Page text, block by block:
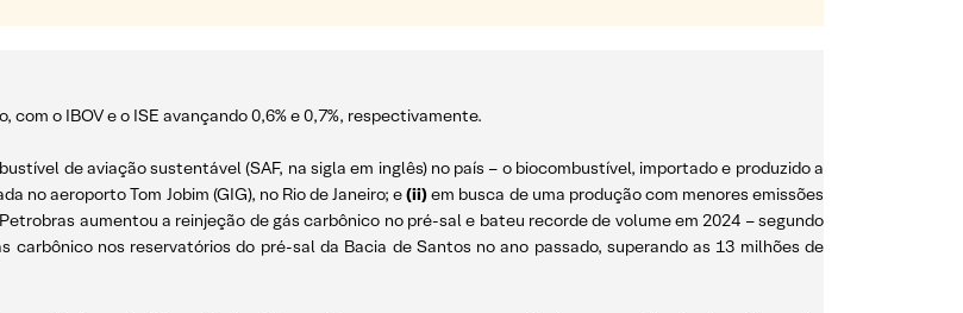
o IBOV e o ISE avançando 0,6% e 0,7%, respectivamente.
de aviação sustentável (SAF, na sigla em inglês) no país – o biocombustível, importado e produzido a
no aeroporto Tom Jobim (GIG), no Rio de Janeiro; e(ii)em busca de uma produção com menores emissões
aumentou a reinjeção de gás carbônico no pré-sal e bateu recorde de volume em 2024 – segundo
nos reservatórios do pré-sal da Bacia de Santos no ano passado, superando as 13 milhões de